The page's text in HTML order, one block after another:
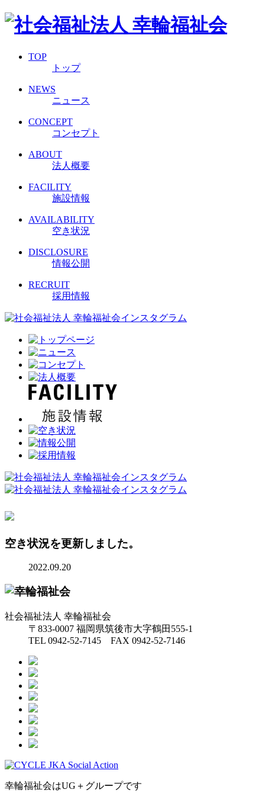
TOP
トップ
NEWS
ニュース
CONCEPT
コンセプト
ABOUT
法人概要
FACILITY
施設情報
AVAILABILITY
空き状況
DISCLOSURE
情報公開
RECRUIT
採用情報
空き状況を更新しました。
2022.09.20
社会福祉法人 幸輪福祉会
〒833-0007 福岡県筑後市大字鶴田555-1
TEL 0942-52-7145 FAX 0942-52-7146
幸輪福祉会はUG＋グループです